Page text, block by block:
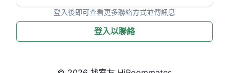
登入後即可查看更多聯絡方式並傳訊息
登入以聯絡